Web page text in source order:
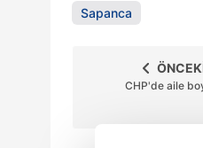
Sapanca
CHP'de aile